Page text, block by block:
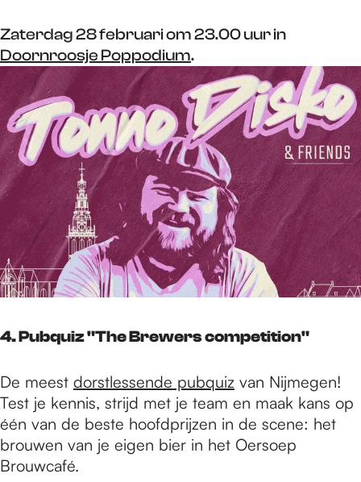
Zaterdag 28 februari om 23.00 uur in
Doornroosje Poppodium.
4. Pubquiz "The Brewers competition"
De meest dorstlessende pubquiz van Nijmegen!
Test je kennis, strijd met je team en maak kans op
één van de beste hoofdprijzen in de scene: het
brouwen van je eigen bier in het Oersoep
Brouwcafé.